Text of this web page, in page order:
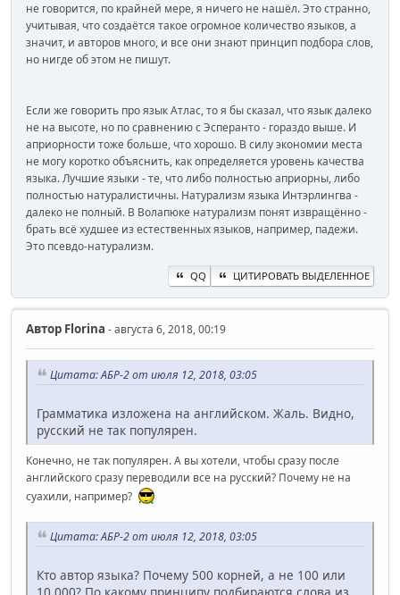
не говорится, по крайней мере, я ничего не нашёл. Это странно,
учитывая, что создаётся такое огромное количество языков, а
значит, и авторов много, и все они знают принцип подбора слов,
но нигде об этом не пишут.
Если же говорить про язык Атлас, то я бы сказал, что язык далеко
не на высоте, но по сравнению с Эсперанто - гораздо выше. И
априорности тоже больше, что хорошо. В силу экономии места
не могу коротко объяснить, как определяется уровень качества
языка. Лучшие языки - те, что либо полностью априорны, либо
полностью натуралистичны. Натурализм языка Интэрлингва -
далеко не полный. В Волапюке натурализм понят извращённо -
брать всё худшее из естественных языков, например, падежи.
Это псевдо-натурализм.
QQ ЦИТИРОВАТЬ ВЫДЕЛЕННОЕ
Автор Florina - августа 6, 2018, 00:19
Цитата: АБР-2 от июля 12, 2018, 03:05
Грамматика изложена на английском. Жаль. Видно,
русский не так популярен.
Конечно, не так популярен. А вы хотели, чтобы сразу после
английского сразу переводили все на русский? Почему не на
суахили, например?
Цитата: АБР-2 от июля 12, 2018, 03:05
Кто автор языка? Почему 500 корней, а не 100 или